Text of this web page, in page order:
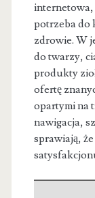
potrzeba do
zdrowie. W
do twarzy,
produkty
ofertę
opartymi na
nawigacja,
sprawiają,